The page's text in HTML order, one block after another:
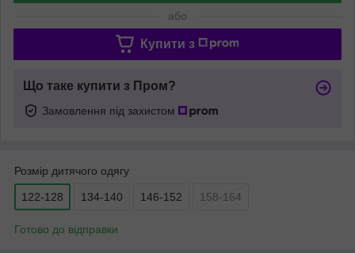
або
Купити з
Що таке купити з Пром?
Замовлення під захистом
Розмір дитячого одягу
122-128 134-140 146-152 158-164
Готово до відправки